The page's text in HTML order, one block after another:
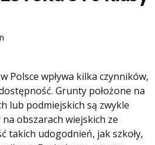
Polsce wpływa kilka czynników,
Grunty położone na
lub podmiejskich są zwykle
obszarach wiejskich ze
takich udogodnień, jak szkoły,